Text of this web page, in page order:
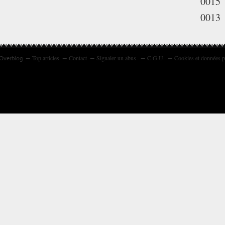
0013
Top articles Contact Signaler un abus C.G.U. Cookies et données